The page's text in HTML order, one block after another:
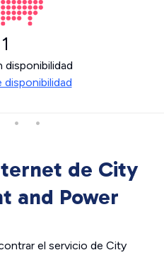
1
disponibilidad
disponibilidad
de City
and Power
el servicio de City